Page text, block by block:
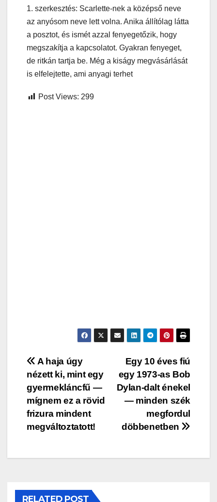
1. szerkesztés: Scarlette-nek a középső neve
az anyósom neve lett volna. Anika állítólag látta
a posztot, és ismét azzal fenyegetőzik, hogy
megszakítja a kapcsolatot. Gyakran fenyeget,
de ritkán tartja be. Még a kiságy megvásárlását
is elfelejtette, ami anyagi terhet
Post Views: 299
Post
navigation
Egy 10 éves fiú
egy 1973-as Bob
Dylan-dalt énekel
— minden szék
megfordul
döbbenetben
A haja úgy
nézett ki, mint egy
gyermekláncfű —
mígnem ez a rövid
frizura mindent
megváltoztatott!
RELATED POST